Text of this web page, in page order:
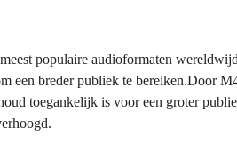
populaire audioformaten
een breder publiek te bereiken.Door
toegankelijk is voor een groter